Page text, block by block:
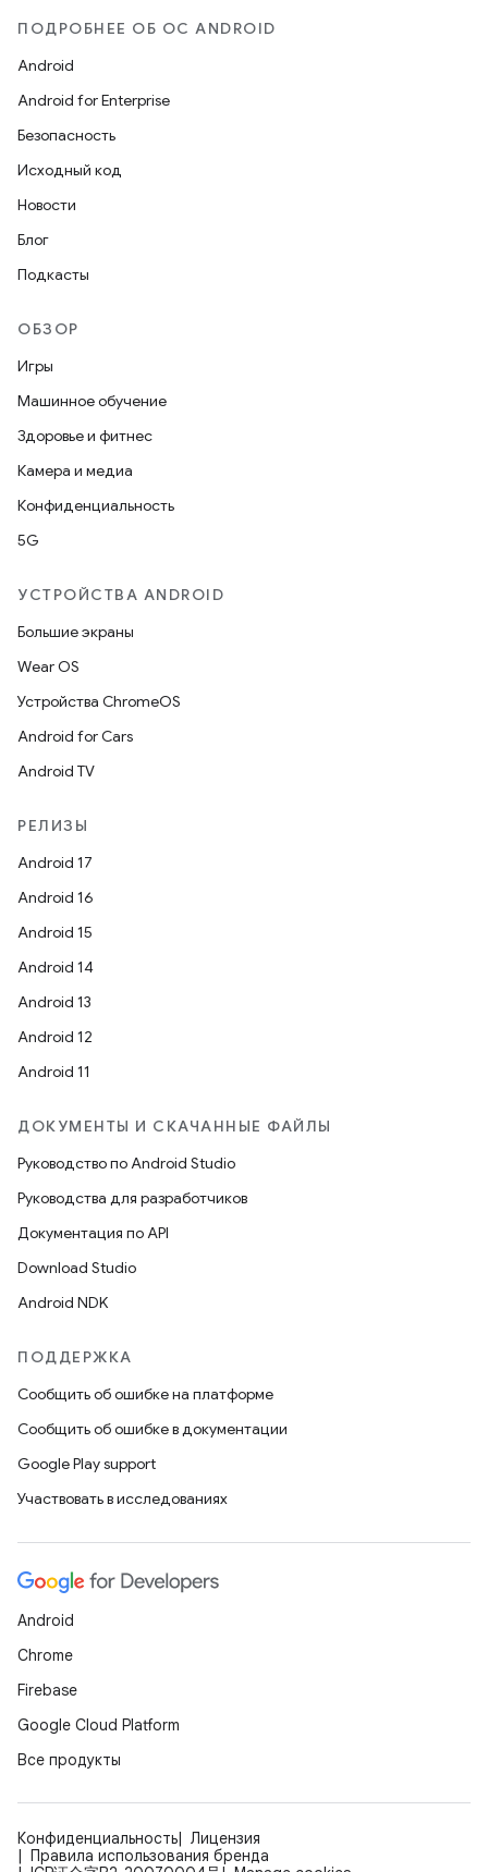
ПОДРОБНЕЕ ОБ ОС ANDROID
Android
Android for Enterprise
Безопасность
Исходный код
Новости
Блог
Подкасты
ОБЗОР
Игры
Машинное обучение
Здоровье и фитнес
Камера и медиа
Конфиденциальность
5G
УСТРОЙСТВА ANDROID
Большие экраны
Wear OS
Устройства ChromeOS
Android for Cars
Android TV
РЕЛИЗЫ
Android 17
Android 16
Android 15
Android 14
Android 13
Android 12
Android 11
ДОКУМЕНТЫ И СКАЧАННЫЕ ФАЙЛЫ
Руководство по Android Studio
Руководства для разработчиков
Документация по API
Download Studio
Android NDK
ПОДДЕРЖКА
Сообщить об ошибке на платформе
Сообщить об ошибке в документации
Google Play support
Участвовать в исследованиях
Android
Chrome
Firebase
Google Cloud Platform
Все продукты
Конфиденциальность
Лицензия
Правила использования бренда